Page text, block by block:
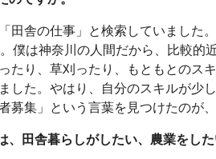
田舎の仕事」と検索していました
僕は神奈川の人間だから、比較的
たり、草刈ったり、もともとのス
した。やはり、自分のスキルが少
募集」という言葉を見つけたのが
、田舎暮らしがしたい、農業をし